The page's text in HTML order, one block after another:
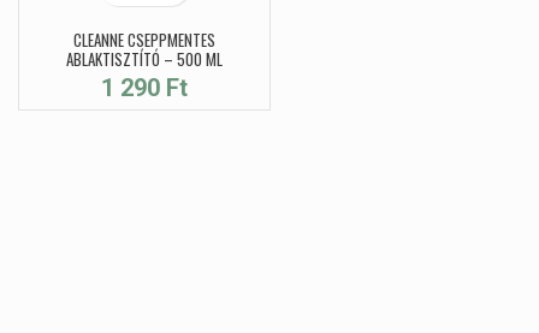
CLEANNE CSEPPMENTES
ABLAKTISZTÍTÓ – 500 ML
1 290 Ft